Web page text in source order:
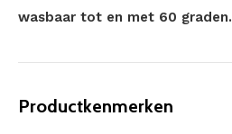
wasbaar tot en met 60 graden.
Productkenmerken